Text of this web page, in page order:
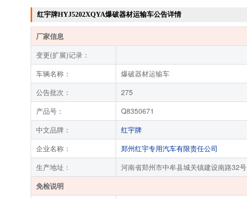
红宇牌HYJ5202XQYA爆破器材运输车公告详情
厂家信息
变更(扩展)记录：
车辆名称：
爆破器材运输车
公告批次：
275
产品号：
Q8350671
中文品牌：
红宇牌
企业名称：
郑州红宇专用汽车有限责任公司
生产地址：
河南省郑州市中牟县城关镇建设南路32号
免检说明